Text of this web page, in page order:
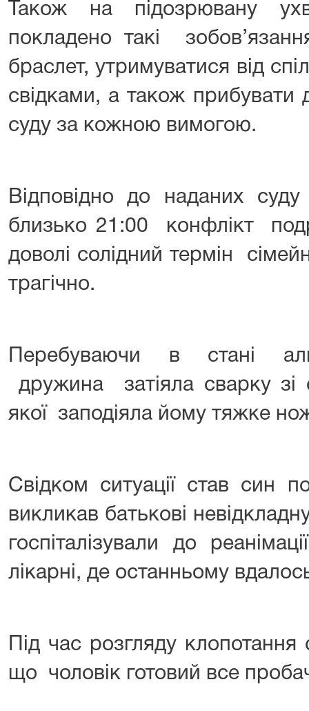
Також на підозрювану
покладено такі
браслет, утримуватися від
свідками, а також прибувати
суду за кожною вимогою.
Відповідно до наданих
близько 21:00 конфлікт
доволі солідний термін
трагічно.
Перебуваючи в стані
дружина затіяла сварку зі
якої заподіяла йому тяжке
Свідком ситуації став син
викликав батькові
госпіталізували до
лікарні, де останньому
Під час розгляду
що чоловік готовий все